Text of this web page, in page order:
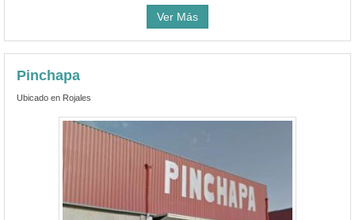
Ver Más
Pinchapa
Ubicado en Rojales